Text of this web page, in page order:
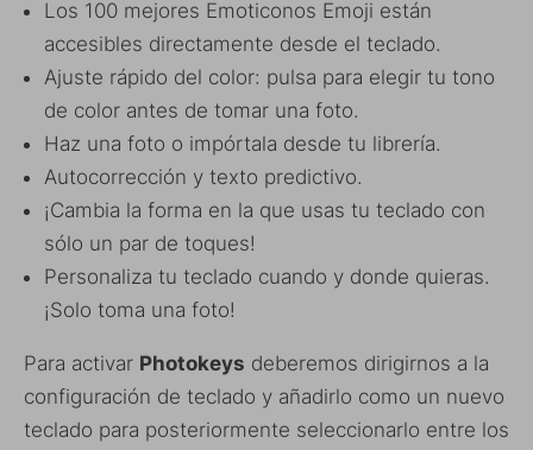
Los 100 mejores Emoticonos Emoji están
accesibles directamente desde el teclado.
Ajuste rápido del color: pulsa para elegir tu tono
de color antes de tomar una foto.
Haz una foto o impórtala desde tu librería.
Autocorrección y texto predictivo.
¡Cambia la forma en la que usas tu teclado con
sólo un par de toques!
Personaliza tu teclado cuando y donde quieras.
¡Solo toma una foto!
Para activar Photokeys deberemos dirigirnos a la
configuración de teclado y añadirlo como un nuevo
teclado para posteriormente seleccionarlo entre los